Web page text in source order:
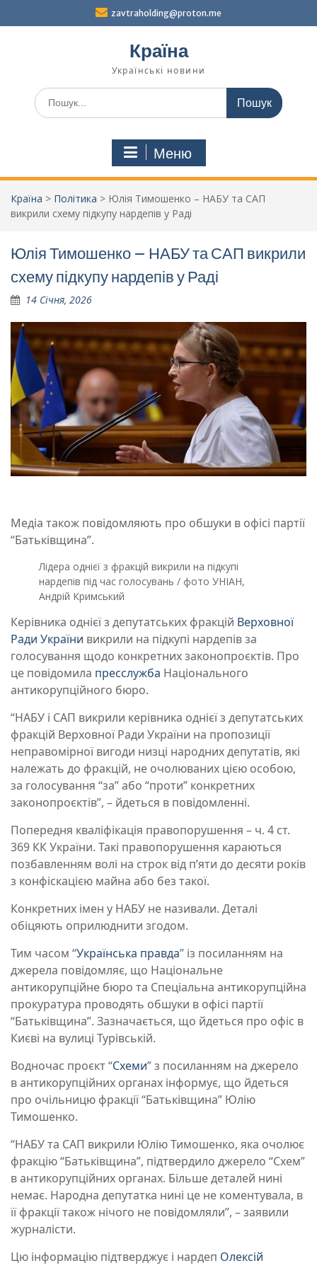
zavtraholding@proton.me
Країна
Українські новини
Шукати:
Меню
Країна > Політика > Юлія Тимошенко – НАБУ та САП
викрили схему підкупу нардепів у Раді
Юлія Тимошенко – НАБУ та САП викрили
схему підкупу нардепів у Раді
14 Січня, 2026
Медіа також повідомляють про обшуки в офісі партії
“Батьківщина”.
Лідера однієї з фракцій викрили на підкупі
нардепів під час голосувань / фото УНІАН,
Андрій Кримський
Керівника однієї з депутатських фракцій Верховної
Ради України викрили на підкупі нардепів за
голосування щодо конкретних законопроєктів. Про
це повідомила пресслужба Національного
антикорупційного бюро.
“НАБУ і САП викрили керівника однієї з депутатських
фракцій Верховної Ради України на пропозиції
неправомірної вигоди низці народних депутатів, які
належать до фракцій, не очолюваних цією особою,
за голосування “за” або “проти” конкретних
законопроєктів”, – йдеться в повідомленні.
Попередня кваліфікація правопорушення – ч. 4 ст.
369 КК України. Такі правопорушення караються
позбавленням волі на строк від п’яти до десяти років
з конфіскацією майна або без такої.
Конкретних імен у НАБУ не називали. Деталі
обіцяють оприлюднити згодом.
Тим часом “Українська правда” із посиланням на
джерела повідомляє, що Національне
антикорупційне бюро та Спеціальна антикорупційна
прокуратура проводять обшуки в офісі партії
“Батьківщина”. Зазначається, що йдеться про офіс в
Києві на вулиці Турівській.
Водночас проєкт “Схеми” з посиланням на джерело
в антикорупційних органах інформує, що йдеться
про очільницю фракції “Батьківщина” Юлію
Тимошенко.
“НАБУ та САП викрили Юлію Тимошенко, яка очолює
фракцію “Батьківщина”, підтвердило джерело “Схем”
в антикорупційних органах. Більше деталей нині
немає. Народна депутатка нині це не коментувала, в
її фракції також нічого не повідомляли”, – заявили
журналісти.
Цю інформацію підтверджує і нардеп Олексій